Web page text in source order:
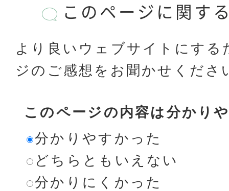
このページに関す
より良いウェブサイトにする
ジのご感想をお聞かせくださ
このページの内容は分かり
分かりやすかった
どちらともいえない
分かりにくかった